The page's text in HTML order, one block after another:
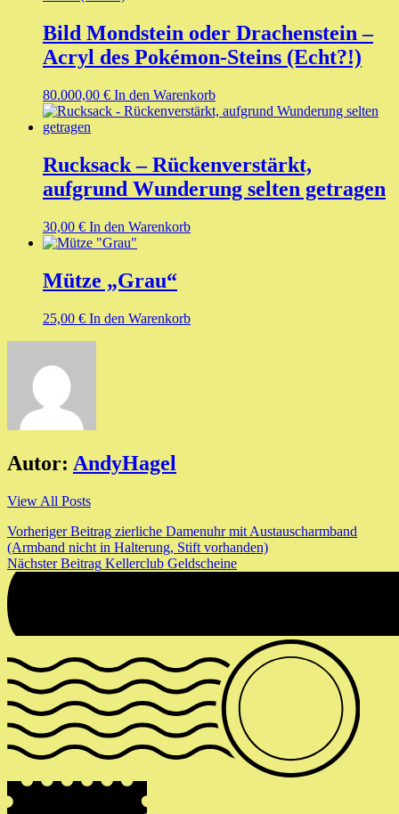
Bild Mondstein oder Drachenstein –
Acryl des Pokémon-Steins (Echt?!)
80.000,00 € In den Warenkorb
Rucksack – Rückenverstärkt,
aufgrund Wunderung selten getragen
30,00 € In den Warenkorb
Mütze „Grau“
25,00 € In den Warenkorb
Autor: AndyHagel
View All Posts
Beitragsnavigation
Vorheriger Beitrag zierliche Damenuhr mit Austauscharmband
(Armband nicht in Halterung, Stift vorhanden)
Nächster Beitrag Kellerclub Geldscheine